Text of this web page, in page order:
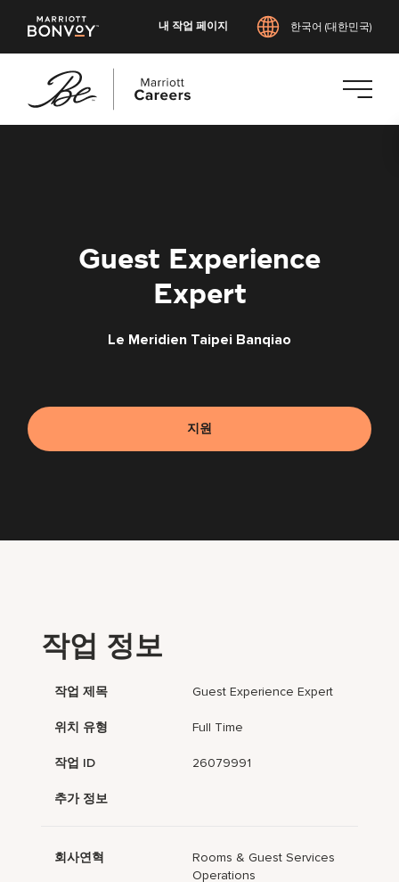
내 작업 페이지 한국어 (대한민국)
Guest Experience
Expert
Le Meridien Taipei Banqiao
지원
작업 정보
작업 제목 Guest Experience Expert
위치 유형 Full Time
작업 ID 26079991
추가 정보
회사연혁
Rooms & Guest Services
Operations